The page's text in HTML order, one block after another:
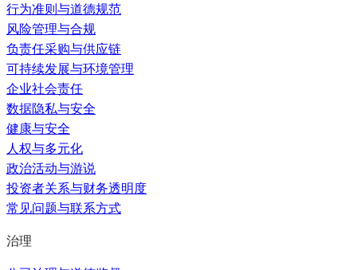
行为准则与道德规范
风险管理与合规
负责任采购与供应链
可持续发展与环境管理
企业社会责任
数据隐私与安全
健康与安全
人权与多元化
政治活动与游说
投资者关系与财务透明度
常见问题与联系方式
治理